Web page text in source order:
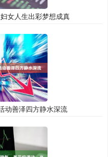
女人生出彩梦想成真
动善泽四方静水深流